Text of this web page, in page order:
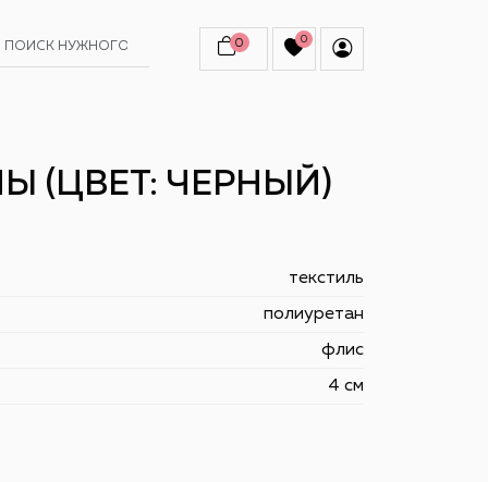
0 0
(ЦВЕТ: ЧЕРНЫЙ)
текстиль
полиуретан
флис
4 см